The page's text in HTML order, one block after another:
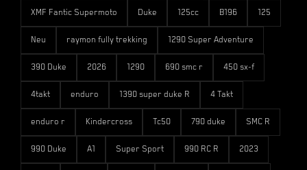
XMF Fantic Supermoto Duke 125cc B196 125
Neu raymon fully trekking 1290 Super Adventure
390 Duke 2026 1290 690 smc r 450 sx-f
4takt enduro 1390 super duke R 4 Takt
enduro r Kindercross Tc50 790 duke SMC R
990 Duke A1 Super Sport 990 RC R 2023